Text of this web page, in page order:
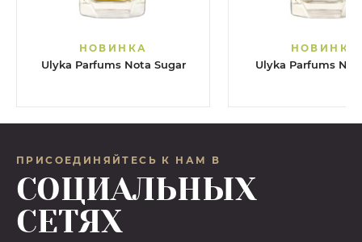
НОВИНКА
Ulyka Parfums Nota Sugar
НОВИНКА
Ulyka Parfums
ПРИСОЕДИНЯЙТЕСЬ К НАМ В
СОЦИАЛЬНЫХ
СЕТЯХ